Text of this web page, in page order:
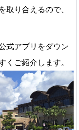
取り合えるので、
式アプリをダウン
くご紹介します。